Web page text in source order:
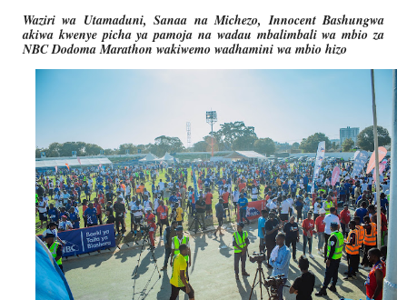
Waziri wa Utamaduni, Sanaa na Michezo, Innocent Bashungwa
akiwa kwenye picha ya pamoja na wadau mbalimbali wa mbio za
NBC Dodoma Marathon wakiwemo wadhamini wa mbio hizo